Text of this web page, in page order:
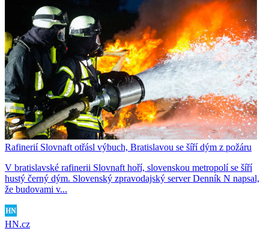
Rafinerií Slovnaft otřásl výbuch, Bratislavou se šíří dým z požáru
V bratislavské rafinerii Slovnaft hoří, slovenskou metropolí se šíří
hustý černý dým. Slovenský zpravodajský server Denník N napsal,
že budovami v...
HN.cz